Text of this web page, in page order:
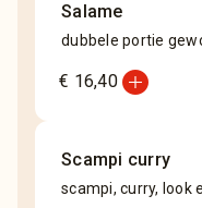
Salame
dubbele portie
€ 16,40add_circle
Scampi curry
scampi, curry, look